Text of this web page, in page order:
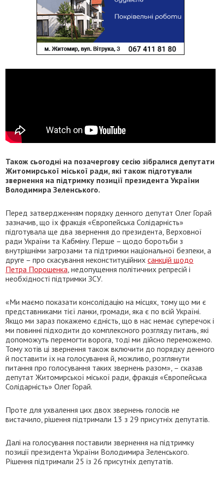
Також сьогодні на позачергову сесію зібралися депутати
Житомирської міської ради, які також підготували
звернення на підтримку позиції президента України
Володимира Зеленського.
Перед затвердженням порядку денного депутат Олег Горай
зазначив, що їх фракція «Європейська Солідарність»
підготувала ще два звернення до президента, Верховної
ради України та Кабміну. Перше – щодо боротьби з
внутрішніми загрозами та підтримки національної безпеки, а
друге – про скасування неконституційнихсанкцій щодо
Петра Порошенка, недопущення політичних репресій і
необхідності підтримки ЗСУ.
«Ми маємо показати консолідацію на місцях, тому що ми є
представниками тієї ланки, громади, яка є по всій Україні.
Якщо ми зараз покажемо єдність, що в нас немає суперечок і
ми повинні підходити до комплексного розгляду питань, які
допоможуть перемогти ворога, тоді ми дійсно переможемо.
Тому хотів ці звернення також включити до порядку денного
й поставити їх на голосування й, можливо, розглянути
питання про голосування таких звернень разом», – сказав
депутат Житомирської міської ради, фракція «Європейська
Солідарність» Олег Горай.
Проте для ухвалення цих двох звернень голосів не
вистачило, рішення підтримали 13 з 29 присутніх депутатів.
Далі на голосування поставили звернення на підтримку
позиції президента України Володимира Зеленського.
Рішення підтримали 25 із 26 присутніх депутатів.